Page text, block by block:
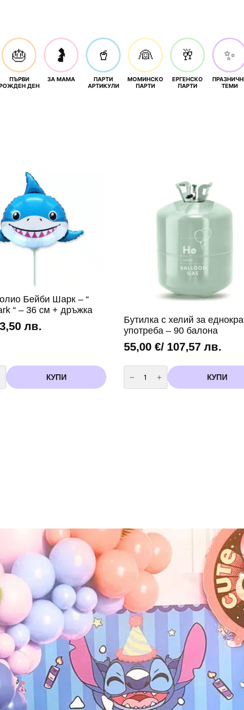
🎂
ПЪРВИ
ДЕН
🤰
ЗА МАМА
🥤
ПАРТИ
АРТИКУЛИ
👰
МОМИНСКО
ПАРТИ
🥂
ЕРГЕНСКО
ПАРТИ
✨
ТЕМИ
Бейби Шарк – “
“ – 36 см + дръжка
лв.
КУПИ
Бутилка с хелий за
употреба – 90 балона
55,00 €/ 107,57 лв.
количество
за
Бутилка
с
КУПИ